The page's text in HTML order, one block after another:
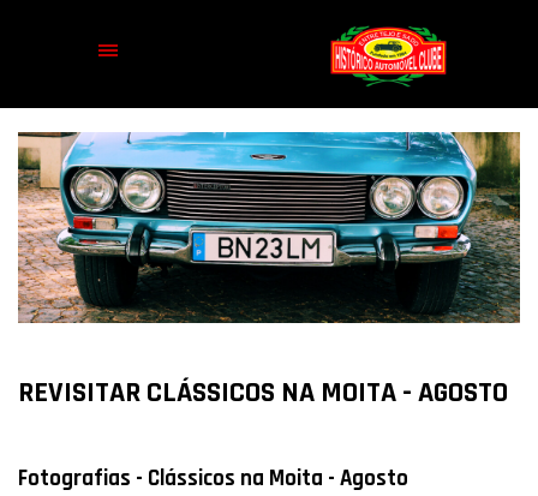
REVISITAR CLÁSSICOS NA MOITA - AGOSTO
Fotografias - Clássicos na Moita - Agosto